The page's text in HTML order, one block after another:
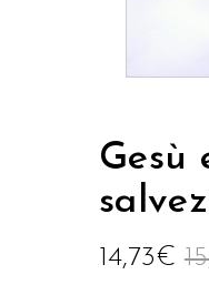
Gesù
14,73€